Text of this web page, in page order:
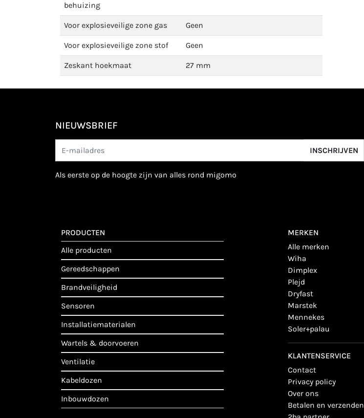
behuizing
Voor explosieveilige zone gas Geen
Voor explosieveilige zone stof Geen
Zeskant hoekmaat 27 mm
NIEUWSBRIEF
INSCHRIJVEN
als eerste op de hoogte zijn van alles rond migomo
PRODUCTEN
alle producten
gereedschappen
brandveiligheid
sensoren
installatiematerialen
wartels & doorvoeren
ventilatie
kabeldozen
inbouwdozen
MERKEN
alle merken
wiha
dimplex
plejd
dryfast
marstek
mennekes
soler+palau
KLANTENSERVICE
contact
privacy policy
over ons
betalen en verzenden